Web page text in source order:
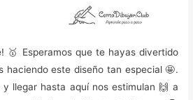
🥇 Esperamos que te hayas divertido
haciendo este diseño tan especial 🤩.
y llegar hasta aquí nos estimulan 🙌 a